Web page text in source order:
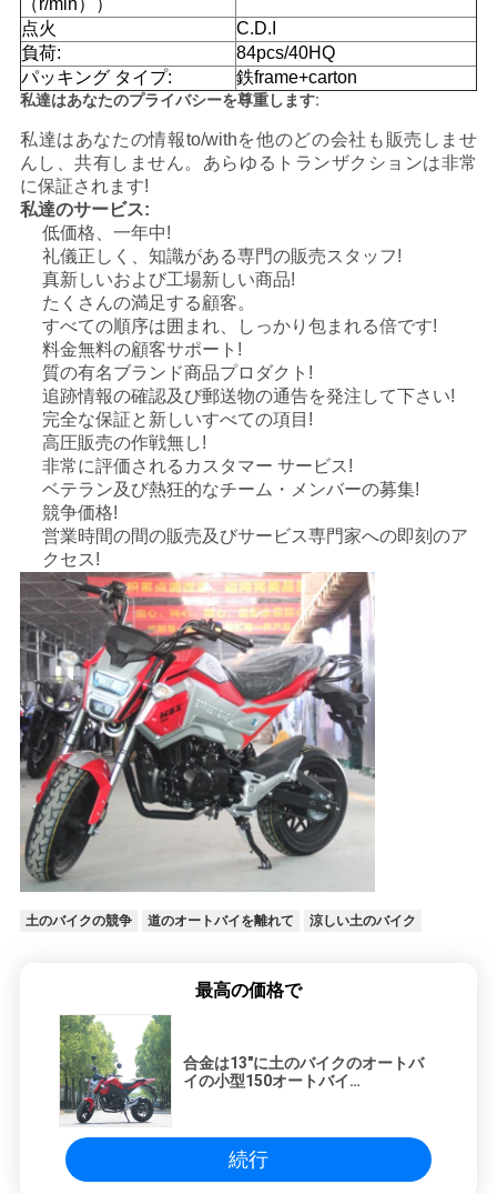
地
図
プ
ラ
ー
（r/min））
点火
C.D.I
負荷:
84pcs/40HQ
パッキング タイプ:
鉄frame+carton
私達はあなたのプライバシーを尊重します:
私達はあなたの情報to/withを他のどの会社も販売しませ
んし、共有しません。あらゆるトランザクションは非常
に保証されます!
私達のサービス:
低価格、一年中!
礼儀正しく、知識がある専門の販売スタッフ!
真新しいおよび工場新しい商品!
たくさんの満足する顧客。
すべての順序は囲まれ、しっかり包まれる倍です!
料金無料の顧客サポート!
質の有名ブランド商品プロダクト!
追跡情報の確認及び郵送物の通告を発注して下さい!
完全な保証と新しいすべての項目!
高圧販売の作戦無し!
非常に評価されるカスタマー サービス!
ベテラン及び熱狂的なチーム・メンバーの募集!
競争価格!
営業時間の間の販売及びサービス専門家への即刻のア
クセス!
土のバイクの競争 道のオートバイを離れて 涼しい土のバイク
最高の価格で
合金は13"に土のバイクのオートバ
イの小型150オートバイ
続行